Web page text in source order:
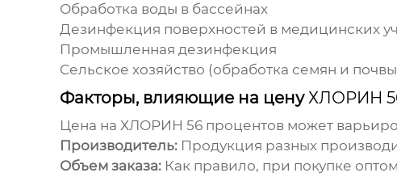
Обработка воды в бассейнах
Дезинфекция поверхностей в медицинских
Промышленная дезинфекция
Сельское хозяйство (обработка семян и
Факторы, влияющие на ценуХЛОРИН
Цена на ХЛОРИН 56 процентовможет
Производитель:Продукция разных
Объем заказа:Как правило, при покупке